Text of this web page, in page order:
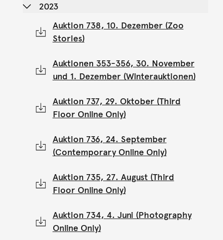
2023
Auktion 738, 10. Dezember (Zoo
Stories)
Auktionen 353-356, 30. November
und 1. Dezember (Winterauktionen)
Auktion 737, 29. Oktober (Third
Floor Online Only)
Auktion 736, 24. September
(Contemporary Online Only)
Auktion 735, 27. August (Third
Floor Online Only)
Auktion 734, 4. Juni (Photography
Online Only)